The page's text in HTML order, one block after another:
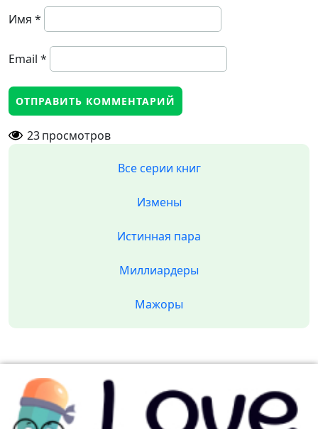
Имя *
Email *
23просмотров
Все серии книг
Измены
Истинная пара
Миллиардеры
Мажоры